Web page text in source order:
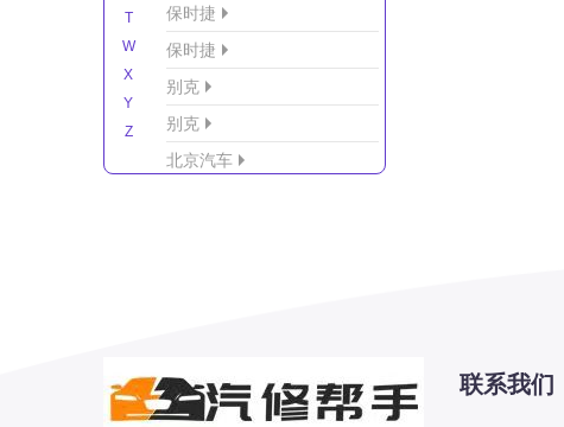
T
W
X
Y
Z
保时捷
保时捷
别克
别克
北京汽车
北汽幻速
北汽新能源
联系我们